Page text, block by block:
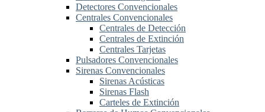
Detectores Convencionales
Centrales Convencionales
Centrales de Detección
Centrales de Extinción
Centrales Tarjetas
Pulsadores Convencionales
Sirenas Convencionales
Sirenas Acústicas
Sirenas Flash
Carteles de Extinción